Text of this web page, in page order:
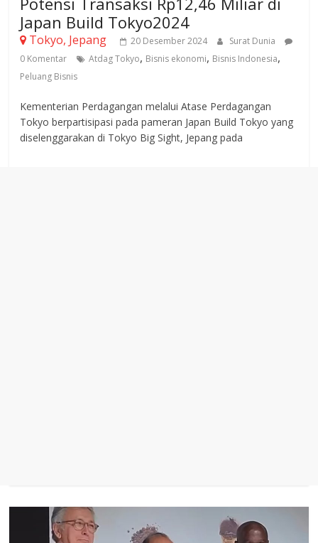
Japan Build Tokyo2024
Tokyo, Jepang 20 Desember 2024
Surat Dunia
0 Komentar
Atdag Tokyo, Bisnis ekonomi, Bisnis Indonesia,
Peluang Bisnis
Kementerian Perdagangan melalui Atase Perdagangan
Tokyo berpartisipasi pada pameran Japan Build Tokyo yang
diselenggarakan di Tokyo Big Sight, Jepang pada